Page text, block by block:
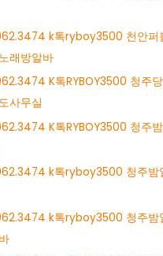
k톡ryboy3500 천안퍼
래방알바
K톡RYBOY3500 청주
사무실
K톡RYBOY3500 청주
k톡ryboy3500 청주밤
k톡ryboy3500 청주밤